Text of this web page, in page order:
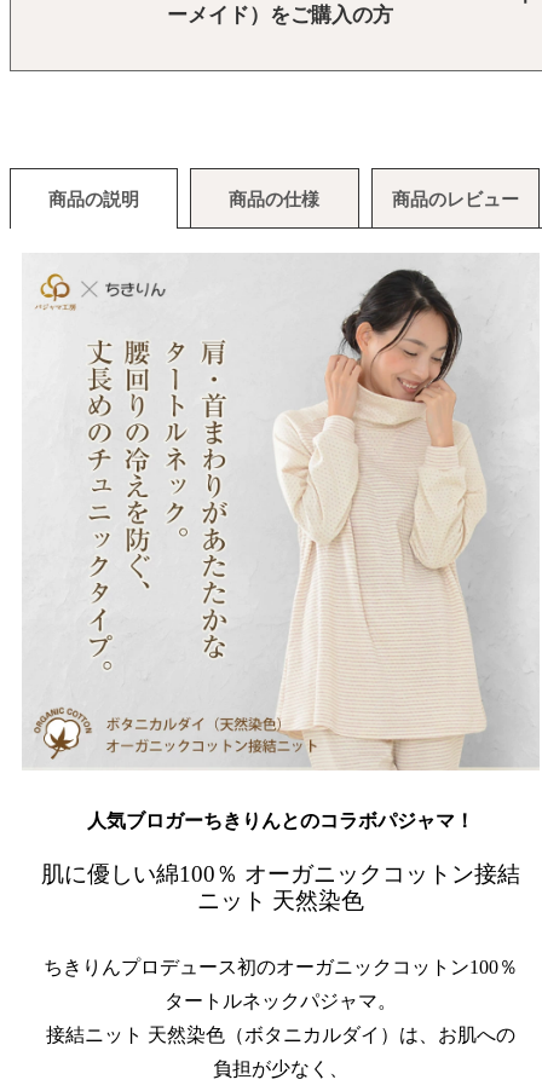
ーメイド）をご購入の方
商品の説明 商品の仕様 商品のレビュー
人気ブロガーちきりんとのコラボパジャマ！
肌に優しい綿100％ オーガニックコットン接結
ニット 天然染色
ちきりんプロデュース初のオーガニックコットン100％
タートルネックパジャマ。
接結ニット 天然染色（ボタニカルダイ）は、お肌への
負担が少なく、